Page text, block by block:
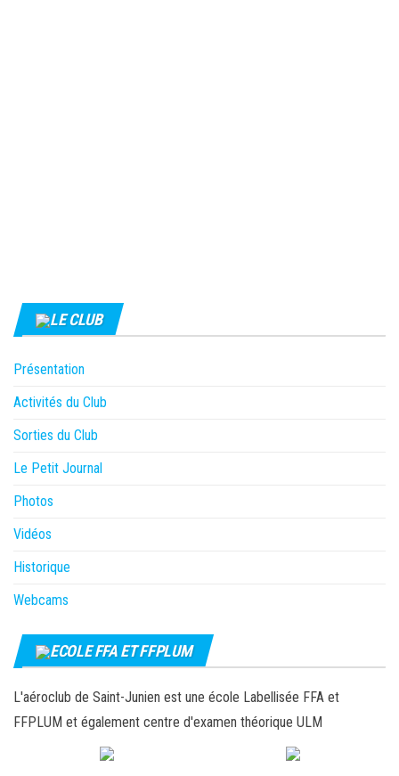
LE CLUB
Présentation
Activités du Club
Sorties du Club
Le Petit Journal
Photos
Vidéos
Historique
Webcams
ECOLE FFA ET FFPLUM
L'aéroclub de Saint-Junien est une école Labellisée FFA et
FFPLUM et également centre d'examen théorique ULM